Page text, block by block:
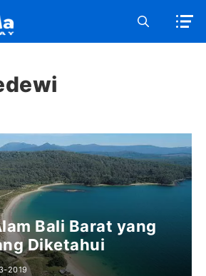
Bali Barat yang
Diketahui
2019